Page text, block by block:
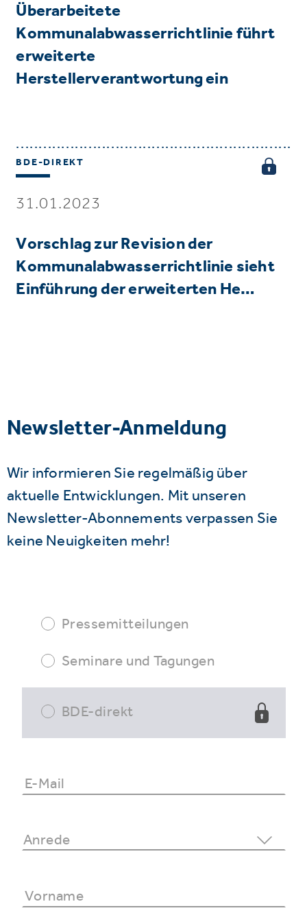
Überarbeitete
Kommunalabwasserrichtlinie führt
erweiterte
Herstellerverantwortung ein
BDE-DIREKT
31.01.2023
Vorschlag zur Revision der
Kommunalabwasserrichtlinie sieht
Einführung der erweiterten He…
Newsletter-Anmeldung
Wir informieren Sie regelmäßig über
aktuelle Entwicklungen. Mit unseren
Newsletter-Abonnements verpassen Sie
keine Neuigkeiten mehr!
Pressemitteilungen
Seminare und Tagungen
BDE-direkt